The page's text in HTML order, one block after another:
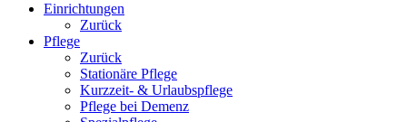
Einrichtungen
Zurück
Pflege
Zurück
Stationäre Pflege
Kurzzeit- & Urlaubspflege
Pflege bei Demenz